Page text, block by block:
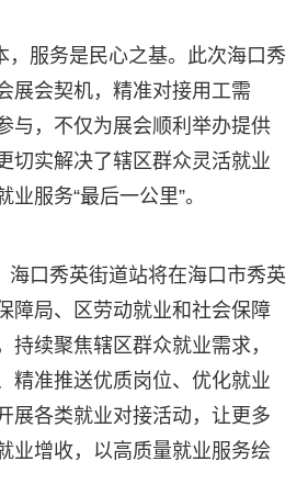
，服务是民心之基。此次海口秀
展会契机，精准对接用工需
与，不仅为展会顺利举办提供
切实解决了辖区群众灵活就业
服务“最后一公里”。
海口秀英街道站将在海口市秀英
障局、区劳动就业和社会保障
持续聚焦辖区群众就业需求，
精准推送优质岗位、优化就业
展各类就业对接活动，让更多
业增收，以高质量就业服务绘